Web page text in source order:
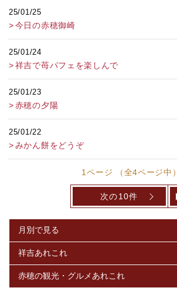
25/01/25
今日の赤穂御崎
25/01/24
祥吉で苺パフェを楽しんで
25/01/23
赤穂の夕陽
25/01/22
みかん餅をどうぞ
1ページ （全4ページ中）
次の10件